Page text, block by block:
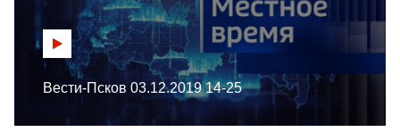
Вести-Псков 03.12.2019 14-25